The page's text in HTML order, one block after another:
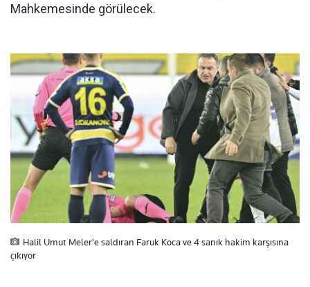
Mahkemesinde görülecek.
Halil Umut Meler'e saldıran Faruk Koca ve 4 sanık hakim karşısına
çıkıyor